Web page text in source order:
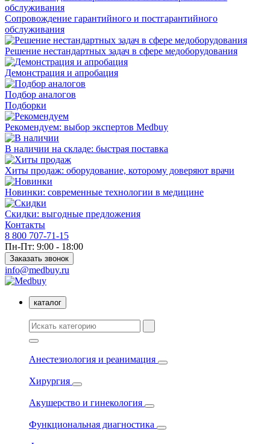
Сопровождение гарантийного и постгарантийного
обслуживания
Решение нестандартных задач в сфере медоборудования
Демонстрация и апробация
Подбор аналогов
Подборки
Рекомендуем: выбор экспертов Medbuy
В наличии на складе: быстрая поставка
Хиты продаж: оборудование, которому доверяют врачи
Новинки: современные технологии в медицине
Скидки: выгодные предложения
Контакты
8 800 707-71-15
Пн-Пт: 9:00 - 18:00
Заказать звонок
info@medbuy.ru
каталог
Анестезиология и реанимация
Хирургия
Акушерство и гинекология
Функциональная диагностика